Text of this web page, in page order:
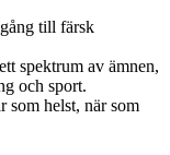
till färsk
spektrum av ämnen,
och sport.
som helst, när som